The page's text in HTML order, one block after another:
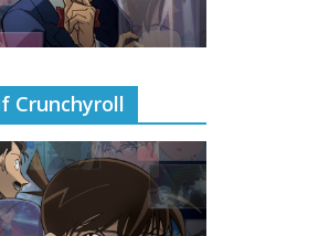
Crunchyroll